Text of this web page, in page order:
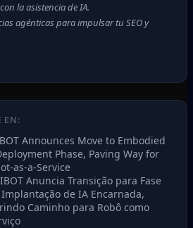
la asistencia de IA.
agénticas para impulsar tu SEO y
EN:
Announces Move to Embodied
Phase, Paving Way for
as-a-Service
Anuncia Transição para Fase
de IA Encarnada,
Caminho para Robô como